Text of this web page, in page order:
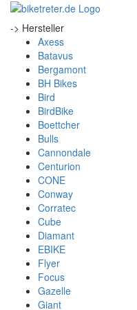
-> Hersteller
Axess
Batavus
Bergamont
BH Bikes
Bird
BirdBike
Boettcher
Bulls
Cannondale
Centurion
CONE
Conway
Corratec
Cube
Diamant
EBIKE
Flyer
Focus
Gazelle
Giant